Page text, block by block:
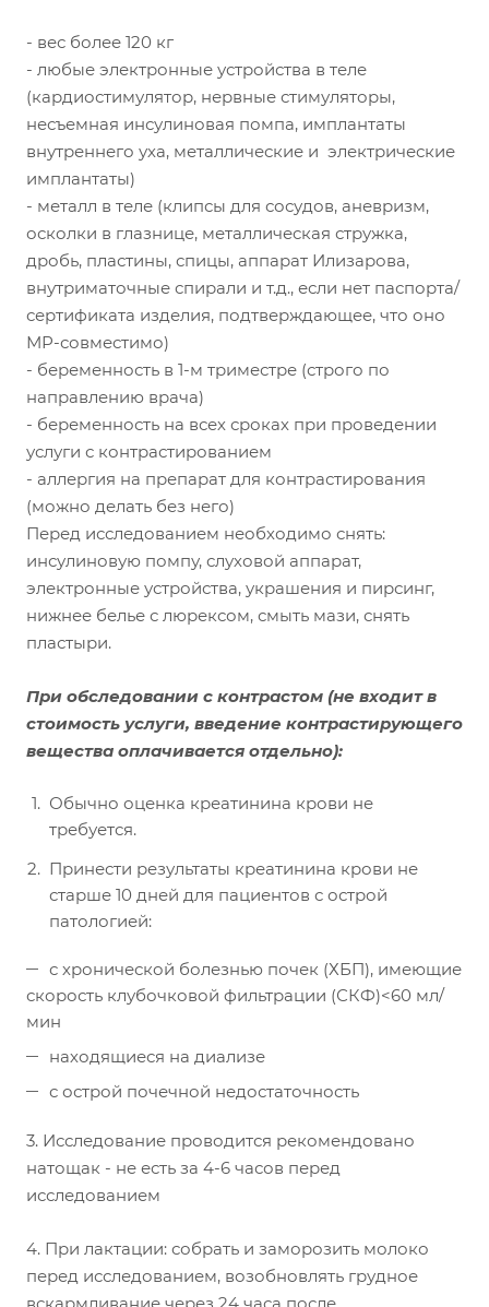
- вес более 120 кг
- любые электронные устройства в теле
(кардиостимулятор, нервные стимуляторы,
несъемная инсулиновая помпа, имплантаты
внутреннего уха, металлические и электрические
имплантаты)
- металл в теле (клипсы для сосудов, аневризм,
осколки в глазнице, металлическая стружка,
дробь, пластины, спицы, аппарат Илизарова,
внутриматочные спирали и т.д., если нет паспорта/
сертификата изделия, подтверждающее, что оно
МР-совместимо)
- беременность в 1-м триместре (строго по
направлению врача)
- беременность на всех сроках при проведении
услуги с контрастированием
- аллергия на препарат для контрастирования
(можно делать без него)
Перед исследованием необходимо снять:
инсулиновую помпу, слуховой аппарат,
электронные устройства, украшения и пирсинг,
нижнее белье с люрексом, смыть мази, снять
пластыри.
При обследовании с контрастом (не входит в
стоимость услуги, введение контрастирующего
вещества оплачивается отдельно):
Обычно оценка креатинина крови не
требуется.
Принести результаты креатинина крови не
старше 10 дней для пациентов с острой
патологией:
с хронической болезнью почек (ХБП), имеющие
скорость клубочковой фильтрации (СКФ)<60 мл/
мин
находящиеся на диализе
с острой почечной недостаточность
3. Исследование проводится рекомендовано
натощак - не есть за 4-6 часов перед
исследованием
4. При лактации: собрать и заморозить молоко
перед исследованием, возобновлять грудное
вскармливание через 24 часа после